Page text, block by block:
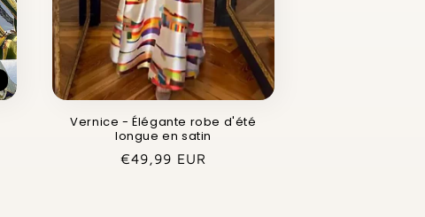
Vernice - Élégante robe d'été
longue en satin
Prix
€49,99 EUR